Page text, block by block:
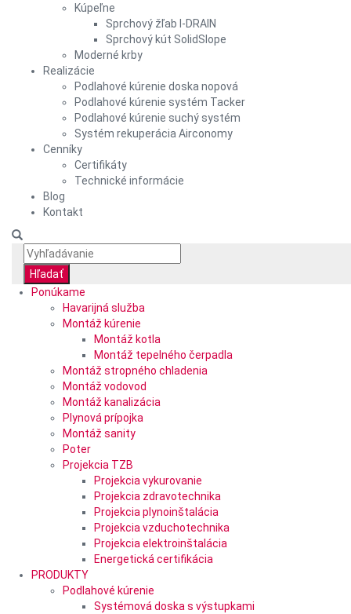
Kúpeľne
Sprchový žľab I-DRAIN
Sprchový kút SolidSlope
Moderné krby
Realizácie
Podlahové kúrenie doska nopová
Podlahové kúrenie systém Tacker
Podlahové kúrenie suchý systém
Systém rekuperácia Airconomy
Cenníky
Certifikáty
Technické informácie
Blog
Kontakt
Ponúkame
Havarijná služba
Montáž kúrenie
Montáž kotla
Montáž tepelného čerpadla
Montáž stropného chladenia
Montáž vodovod
Montáž kanalizácia
Plynová prípojka
Montáž sanity
Poter
Projekcia TZB
Projekcia vykurovanie
Projekcia zdravotechnika
Projekcia plynoinštalácia
Projekcia vzduchotechnika
Projekcia elektroinštalácia
Energetická certifikácia
PRODUKTY
Podlahové kúrenie
Systémová doska s výstupkami